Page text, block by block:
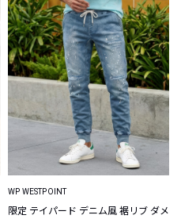
WP WESTPOINT
限定 テイパード デニム風 裾リブ ダメ